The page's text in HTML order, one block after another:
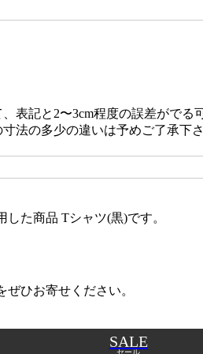
表記と2〜3cm程度の誤差がでる
法の多少の違いは予めご了承下さ
た商品 Tシャツ(黒)です。
ひお寄せください。
SALE